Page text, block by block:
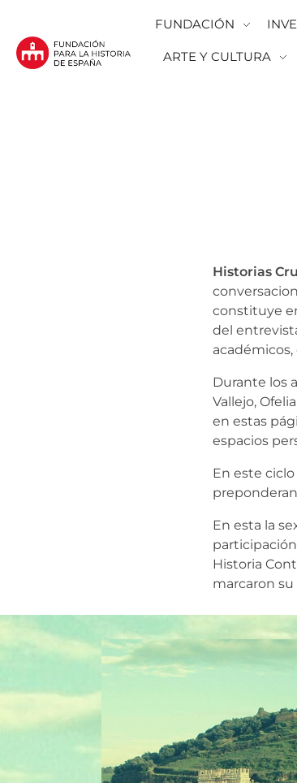
FUNDACIÓN
ARTE Y CULTURA
Historias
constituye
del
Durante los
Vallejo,
en estas
espacios
En este
En esta la
Historia
marcaron